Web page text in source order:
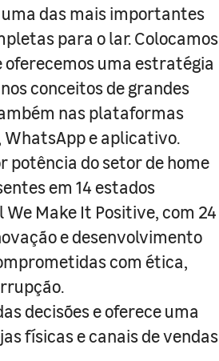
uma das mais importantes
para o lar. Colocamos
oferecemos uma estratégia
conceitos de grandes
nas plataformas
e aplicativo.
potência do setor de home
em 14 estados
Make It Positive, com 24
e desenvolvimento
com ética,
decisões e oferece uma
físicas e canais de vendas